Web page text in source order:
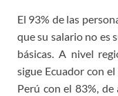
El 93% de las
que su salario no es
básicas. A nivel
sigue Ecuador con
Perú con el 83%,